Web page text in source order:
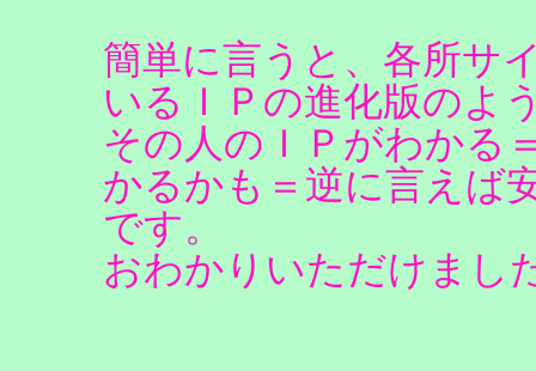
簡単に言うと、各所サ
いるＩＰの進化版のよ
その人のＩＰがわかる
かるかも＝逆に言えば
です。
おわかりいただけまし